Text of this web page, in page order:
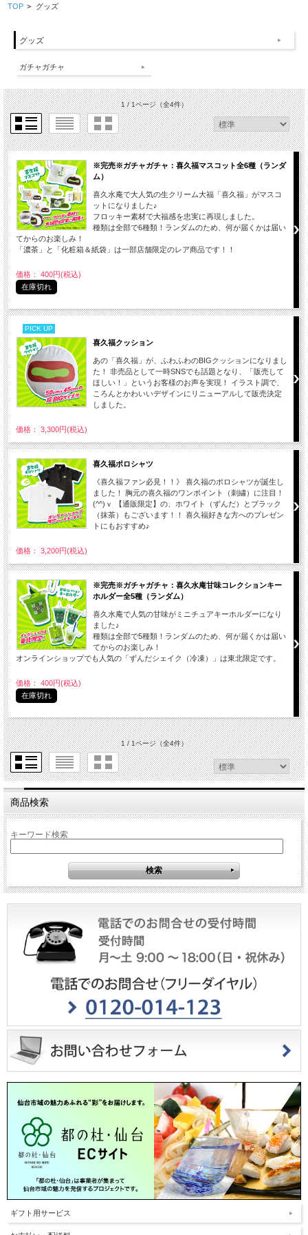
TOP > グッズ
グッズ
ガチャガチャ
1 / 1ページ（全4件）
※完売※ガチャガチャ：喜久福マスコット全6種（ランダ
ム）
喜久水庵で大人気の生クリーム大福「喜久福」がマスコ
ットになりました♪
フロッキー素材で大福感を忠実に再現しました。
種類は全部で6種類！ランダムのため、何が届くかは届い
てからのお楽しみ！
「濃茶」と「化粧箱＆紙袋」は一部店舗限定のレア商品です！！
価格： 400円(税込)
在庫切れ
PICK UP
喜久福クッション
あの「喜久福」が、ふわふわのBIGクッションになりまし
た！ 非売品として一時SNSでも話題となり、「販売して
ほしい！」というお客様のお声を実現！ イラスト調で、
ころんとかわいいデザインにリニューアルして販売決定
しました。
価格： 3,300円(税込)
喜久福ポロシャツ
《喜久福ファン必見！！》 喜久福のポロシャツが誕生し
ました！ 胸元の喜久福のワンポイント（刺繍）に注目！
(^^)ｖ 【通販限定】の、ホワイト（ずんだ）とブラック
（抹茶）もございます！！ 喜久福好きな方へのプレゼン
トにもおすすめ♪
価格： 3,200円(税込)
※完売※ガチャガチャ：喜久水庵甘味コレクションキー
ホルダー全5種（ランダム）
喜久水庵で人気の甘味がミニチュアキーホルダーになり
ました♪
種類は全部で5種類！ランダムのため、何が届くかは届い
てからのお楽しみ！
オンラインショップでも人気の「ずんだシェイク（冷凍）」は東北限定です。
価格： 400円(税込)
在庫切れ
1 / 1ページ（全4件）
商品検索
キーワード検索
ギフト用サービス